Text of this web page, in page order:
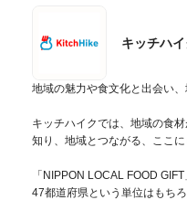
キッチハイ
地域の魅力や食文化と出会い
キッチハイクでは、地域の食
知り、地域とつながる、ここ
「NIPPON LOCAL FOOD
47都道府県という単位はもち